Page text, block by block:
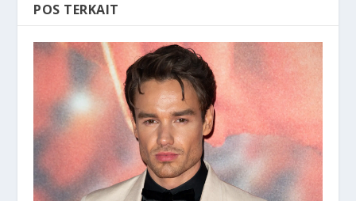
POS TERKAIT